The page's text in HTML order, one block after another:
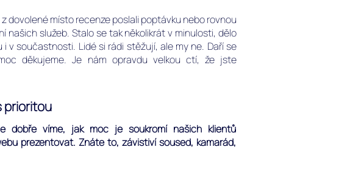
dovolené místo recenze poslali poptávku nebo rovnou
našich služeb. Stalo se tak několikrát v minulosti, dělo
v součastnosti. Lidé si rádi stěžují, ale my ne. Daří se
děkujeme. Je nám opravdu velkou ctí, že jste
prioritou
dobře víme, jak moc je soukromí našich klientů
prezentovat. Znáte to, závistiví soused, kamarád,